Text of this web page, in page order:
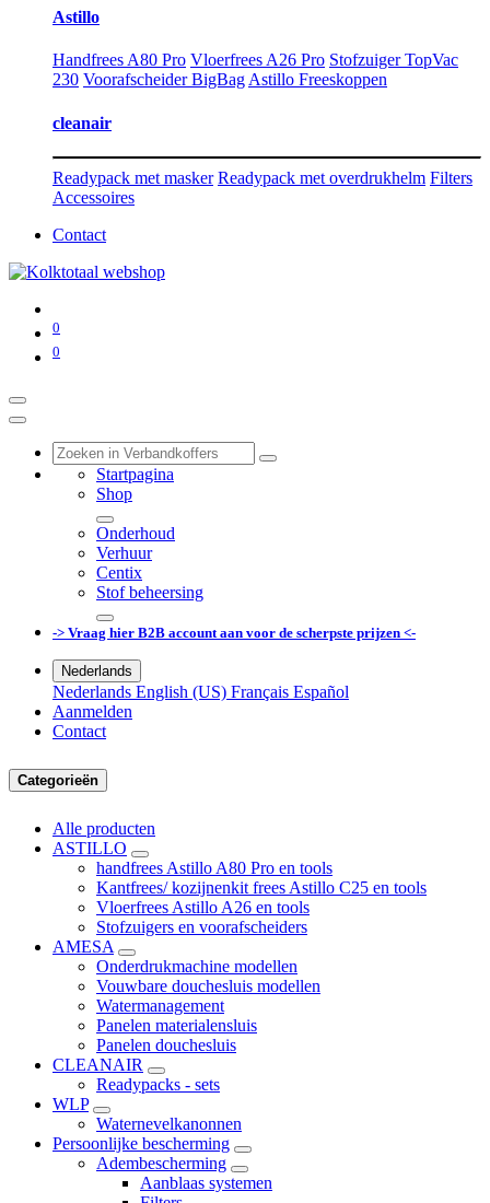
Astillo
Handfrees A80 Pro Vloerfrees A26 Pro Stofzuiger TopVac
230 Voorafscheider BigBag Astillo Freeskoppen
cleanair
Readypack met masker Readypack met overdrukhelm Filters
Accessoires
Contact
0
0
Startpagina
Shop
Onderhoud
Verhuur
Centix
Stof beheersing
-> Vraag hier B2B account aan voor de scherpste prijzen <-
Nederlands
Nederlands English (US) Français Español
Aanmelden
Contact
Categorieën
Alle producten
ASTILLO
handfrees Astillo A80 Pro en tools
Kantfrees/ kozijnenkit frees Astillo C25 en tools
Vloerfrees Astillo A26 en tools
Stofzuigers en voorafscheiders
AMESA
Onderdrukmachine modellen
Vouwbare douchesluis modellen
Watermanagement
Panelen materialensluis
Panelen douchesluis
CLEANAIR
Readypacks - sets
WLP
Waternevelkanonnen
Persoonlijke bescherming
Adembescherming
Aanblaas systemen